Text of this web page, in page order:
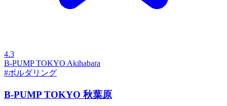
4.3
B-PUMP TOKYO Akihabara
#ボルダリング
B-PUMP TOKYO 秋葉原